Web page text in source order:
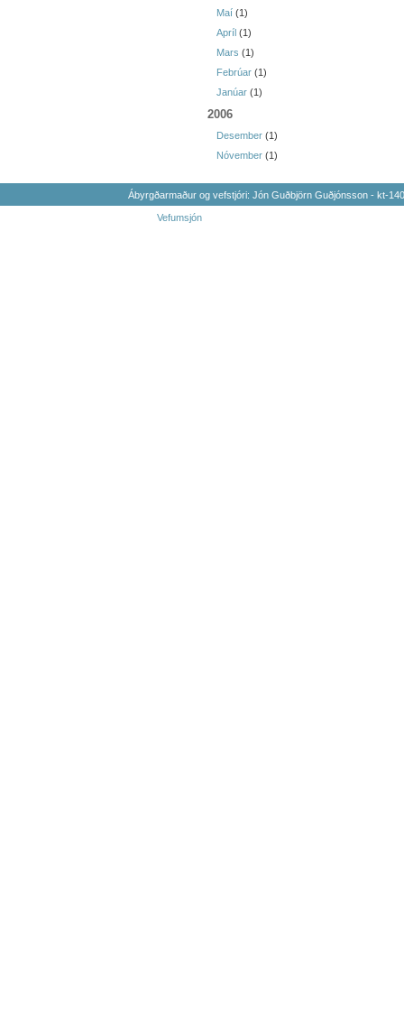
Maí (1)
Apríl (1)
Mars (1)
Febrúar (1)
Janúar (1)
2006
Desember (1)
Nóvember (1)
Ábyrgðarmaður og vefstjóri: Jón Guðbjörn Guðjónsson - kt-
Vefumsjón